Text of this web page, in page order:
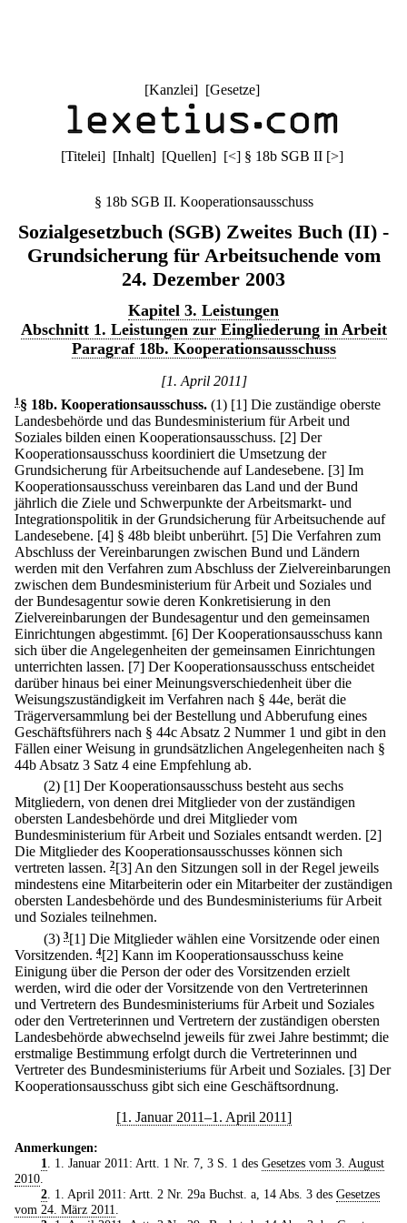
[Kanzlei] [Gesetze]
[Titelei] [Inhalt] [Quellen] [<] § 18b SGB II [>]
§ 18b SGB II. Kooperationsausschuss
Sozialgesetzbuch (SGB) Zweites Buch (II) -
Grundsicherung für Arbeitsuchende vom
24. Dezember 2003
Kapitel 3. Leistungen
Abschnitt 1. Leistungen zur Eingliederung in Arbeit
Paragraf 18b. Kooperationsausschuss
[1. April 2011]
1 § 18b. Kooperationsausschuss. (1) [1] Die zuständige oberste
Landesbehörde und das Bundesministerium für Arbeit und
Soziales bilden einen Kooperationsausschuss. [2] Der
Kooperationsausschuss koordiniert die Umsetzung der
Grundsicherung für Arbeitsuchende auf Landesebene. [3] Im
Kooperationsausschuss vereinbaren das Land und der Bund
jährlich die Ziele und Schwerpunkte der Arbeitsmarkt- und
Integrationspolitik in der Grundsicherung für Arbeitsuchende auf
Landesebene. [4] § 48b bleibt unberührt. [5] Die Verfahren zum
Abschluss der Vereinbarungen zwischen Bund und Ländern
werden mit den Verfahren zum Abschluss der Zielvereinbarungen
zwischen dem Bundesministerium für Arbeit und Soziales und
der Bundesagentur sowie deren Konkretisierung in den
Zielvereinbarungen der Bundesagentur und den gemeinsamen
Einrichtungen abgestimmt. [6] Der Kooperationsausschuss kann
sich über die Angelegenheiten der gemeinsamen Einrichtungen
unterrichten lassen. [7] Der Kooperationsausschuss entscheidet
darüber hinaus bei einer Meinungsverschiedenheit über die
Weisungszuständigkeit im Verfahren nach § 44e, berät die
Trägerversammlung bei der Bestellung und Abberufung eines
Geschäftsführers nach § 44c Absatz 2 Nummer 1 und gibt in den
Fällen einer Weisung in grundsätzlichen Angelegenheiten nach §
44b Absatz 3 Satz 4 eine Empfehlung ab.
(2) [1] Der Kooperationsausschuss besteht aus sechs
Mitgliedern, von denen drei Mitglieder von der zuständigen
obersten Landesbehörde und drei Mitglieder vom
Bundesministerium für Arbeit und Soziales entsandt werden. [2]
Die Mitglieder des Kooperationsausschusses können sich
vertreten lassen. 2[3] An den Sitzungen soll in der Regel jeweils
mindestens eine Mitarbeiterin oder ein Mitarbeiter der zuständigen
obersten Landesbehörde und des Bundesministeriums für Arbeit
und Soziales teilnehmen.
(3) 3[1] Die Mitglieder wählen eine Vorsitzende oder einen
Vorsitzenden. 4[2] Kann im Kooperationsausschuss keine
Einigung über die Person der oder des Vorsitzenden erzielt
werden, wird die oder der Vorsitzende von den Vertreterinnen
und Vertretern des Bundesministeriums für Arbeit und Soziales
oder den Vertreterinnen und Vertretern der zuständigen obersten
Landesbehörde abwechselnd jeweils für zwei Jahre bestimmt; die
erstmalige Bestimmung erfolgt durch die Vertreterinnen und
Vertreter des Bundesministeriums für Arbeit und Soziales. [3] Der
Kooperationsausschuss gibt sich eine Geschäftsordnung.
[1. Januar 2011–1. April 2011]
Anmerkungen:
1
. 1. Januar 2011: Artt. 1 Nr. 7, 3 S. 1 des Gesetzes vom 3. August
2010
2. 1. April 2011: Artt. 2 Nr. 29a Buchst. a, 14 Abs. 3 des Gesetzes
vom 24. März 2011